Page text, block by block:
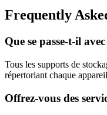
Frequently
Que se passe-t-il
Tous les supports de
répertoriant chaque
Offrez-vous des